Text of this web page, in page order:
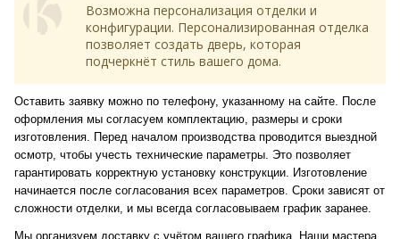
Возможна персонализация отделки и
конфигурации. Персонализированная отделка
позволяет создать дверь, которая
подчеркнёт стиль вашего дома.
Оставить заявку можно по телефону, указанному на сайте. После
оформления мы согласуем комплектацию, размеры и сроки
изготовления. Перед началом производства проводится выездной
осмотр, чтобы учесть технические параметры. Это позволяет
гарантировать корректную установку конструкции. Изготовление
начинается после согласования всех параметров. Сроки зависят от
сложности отделки, и мы всегда согласовываем график заранее.
Мы организуем доставку с учётом вашего графика. Наши мастера